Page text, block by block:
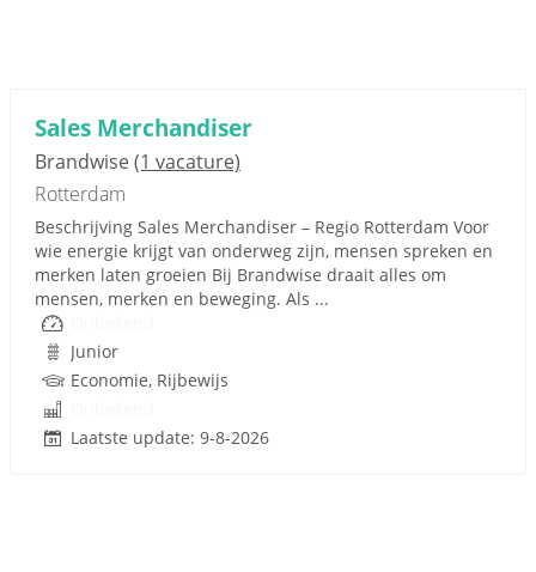
Sales Merchandiser
Brandwise(1 vacature)
Rotterdam
Beschrijving Sales Merchandiser – Regio Rotterdam Voor
wie energie krijgt van onderweg zijn, mensen spreken en
merken laten groeien Bij Brandwise draait alles om
mensen, merken en beweging. Als ...
Junior
Economie, Rijbewijs
Laatste update: 9-8-2026